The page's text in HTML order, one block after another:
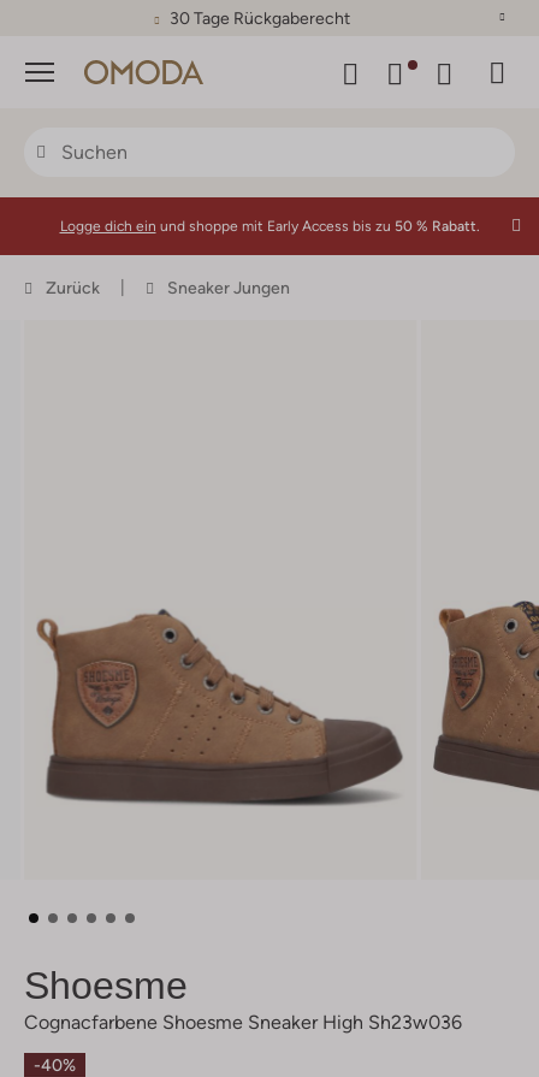
30 Tage Rückgaberecht
Menü
Logge dich ein und shoppe mit Early Access bis zu 50 % Rabatt.
Zurück Sneaker Jungen
Shoesme
Cognacfarbene Shoesme Sneaker High Sh23w036
-40%